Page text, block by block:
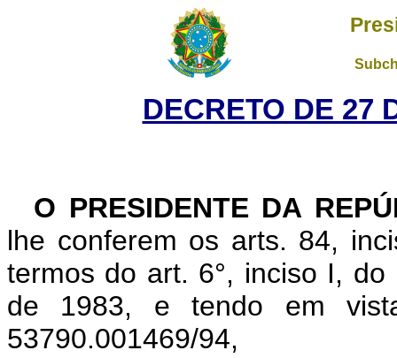
DECRETO DE 27
O PRESIDENTE DA
lhe conferem os arts. 84,
termos do art. 6°, inciso I,
de 1983, e tendo em
53790.001469/94,